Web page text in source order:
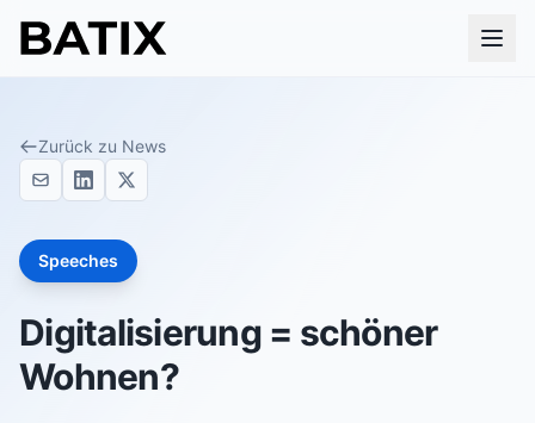
Zurück zu News
Speeches
Digitalisierung = schöner
Wohnen?